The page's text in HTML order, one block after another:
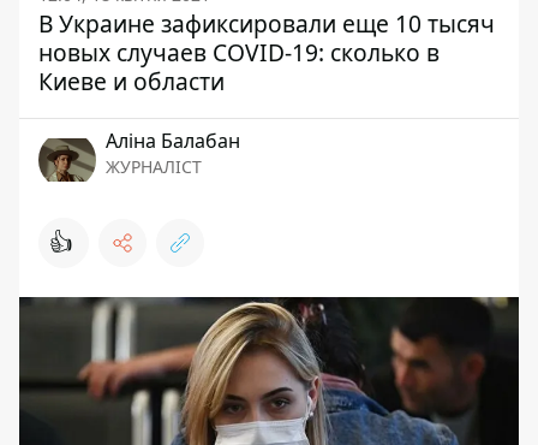
В Украине зафиксировали еще 10 тысяч
новых случаев COVID-19: сколько в
Киеве и области
Аліна Балабан
ЖУРНАЛІСТ
👍